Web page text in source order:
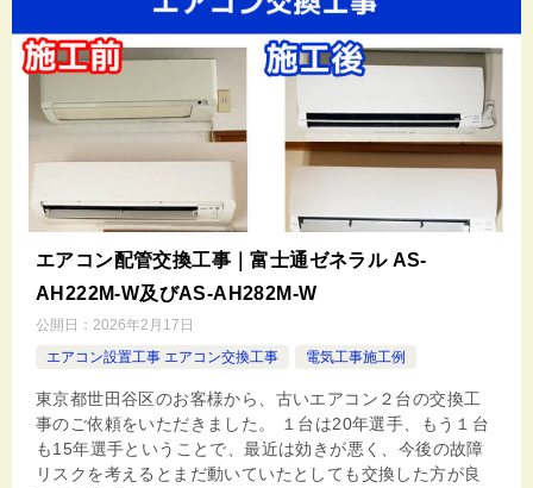
エアコン配管交換工事｜富士通ゼネラル AS-
AH222M-W及びAS-AH282M-W
公開日： 2026年2月17日
エアコン設置工事 エアコン交換工事
電気工事施工例
東京都世田谷区のお客様から、古いエアコン２台の交換工
事のご依頼をいただきました。 １台は20年選手、もう１台
も15年選手ということで、最近は効きが悪く、今後の故障
リスクを考えるとまだ動いていたとしても交換した方が良